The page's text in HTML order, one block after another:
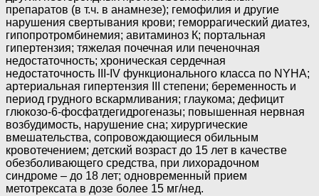
препаратов (в т.ч. в анамнезе); гемофилия и другие
нарушения свертывания крови; геморрагический диатез,
гипопротромбинемия; авитаминоз К; портальная
гипертензия; тяжелая почечная или печеночная
недостаточность; хроническая сердечная
недостаточность III-IV функционального класса по NYHA;
артериальная гипертензия III степени; беременность и
период грудного вскармливания; глаукома; дефицит
глюкозо-6-фосфатдегидрогеназы; повышенная нервная
возбудимость, нарушение сна; хирургические
вмешательства, сопровождающиеся обильным
кровотечением; детский возраст до 15 лет в качестве
обезболивающего средства, при лихорадочном
синдроме – до 18 лет; одновременный прием
метотрексата в дозе более 15 мг/нед.